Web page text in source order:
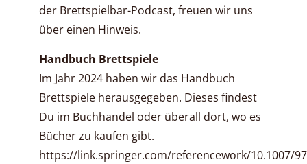
der Brettspielbar-Podcast, freuen wir uns
über einen Hinweis.
Handbuch Brettspiele
Im Jahr 2024 haben wir das Handbuch
Brettspiele herausgegeben. Dieses findest
Du im Buchhandel oder überall dort, wo es
Bücher zu kaufen gibt.
https://link.springer.com/referencework/10.1007/